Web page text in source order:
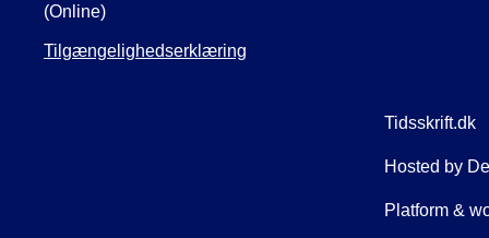
(Online)
Tilgængelighedserklæring